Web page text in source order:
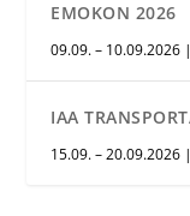
EMOKON 2026
09.09. – 10.09.2026
IAA
15.09. –